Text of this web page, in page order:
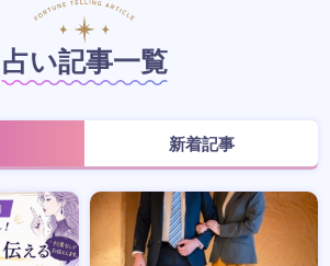
占い記事一覧
新着記事